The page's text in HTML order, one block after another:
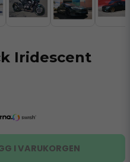
Iridescent
I VARUKORGEN